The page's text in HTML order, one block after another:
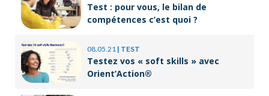
Test : pour vous, le bilan de
compétences c’est quoi ?
08.05.21 | TEST
Testez vos « soft skills » avec
Orient’Action®